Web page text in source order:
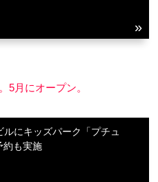
5月にオープン。
ルにキッズパーク「プチュ
約も実施